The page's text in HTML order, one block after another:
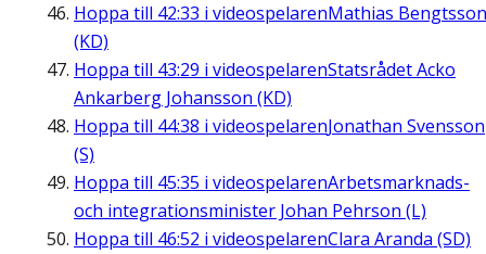
Hoppa till 42:33 i videospelarenMathias Bengtsson
(KD)
Hoppa till 43:29 i videospelarenStatsrådet Acko
Ankarberg Johansson (KD)
Hoppa till 44:38 i videospelarenJonathan Svensson
(S)
Hoppa till 45:35 i videospelarenArbetsmarknads-
och integrationsminister Johan Pehrson (L)
Hoppa till 46:52 i videospelarenClara Aranda (SD)